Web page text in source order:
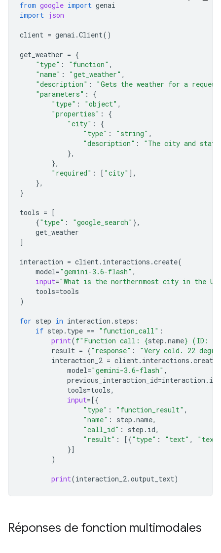
from google import genai
import json
client = genai .Client()
get_weather = {
"type" : "function" ,
"name" : "get_weather" ,
"description" :
"Gets the weather for a
"parameters" :
{
"type" : "object" ,
"properties" :
{
"city" :
{
"type" : "string" ,
"description" :
"The city and
},
},
"required" : [ "city" ],
},
}
tools =
[
{"type" : "google_search" },
get_weather
]
interaction = client. interactions .create(
model="gemini-3.6-flash" ,
input="What is the northernmost city in the
tools=tools
)
for step in interaction . steps :
if step . type == "function_call" :
print(f"Function call: {step .name} (ID:
result = {"response" :
"Very cold. 22
interaction_2 = client. interactions .create
model="gemini-3.6-flash" ,
previous_interaction_id=interaction . id
tools=tools,
input= [{
"type" : "function_result" ,
"name" : step .name,
"call_id" : step . id,
"result" : [{"type" : "text" ,
}]
)
print(interaction_2.output_text)
Réponses de fonction multimodales